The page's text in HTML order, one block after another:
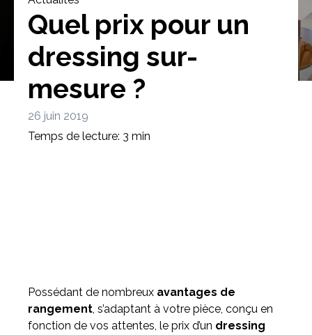
Bibliothèque Meuble tv
Quel prix pour un
dressing sur-
mesure ?
26 juin 2019
Temps de lecture: 3 min
Possédant de nombreux avantages de
rangement, s’adaptant à votre pièce, conçu en
fonction de vos attentes, le prix d’un dressing